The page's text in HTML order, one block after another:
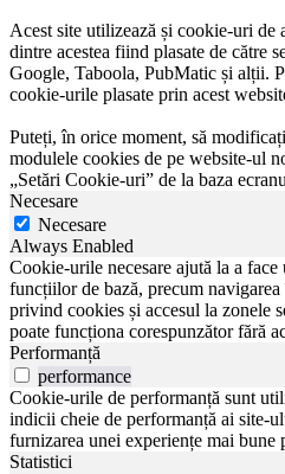
Acest site utilizează și cookie-uri de
dintre acestea fiind plasate de către
Google, Taboola, PubMatic și alții.
cookie-urile plasate prin acest
Puteți, în orice moment, să
modulele cookies de pe website-ul
„Setări Cookie-uri” de la baza
Necesare
Necesare
Always Enabled
Cookie-urile necesare ajută la a
funcțiilor de bază, precum
privind cookies și accesul la zonele
poate funcționa corespunzător fără
Performanță
performance
Cookie-urile de performanță sunt
indicii cheie de performanță ai site-
furnizarea unei experiențe mai bune
Statistici